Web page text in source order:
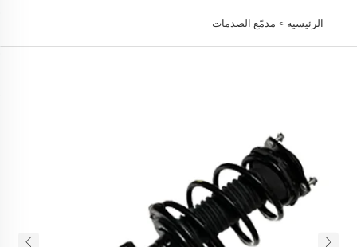
الرئيسية > مدمّع الصدمات